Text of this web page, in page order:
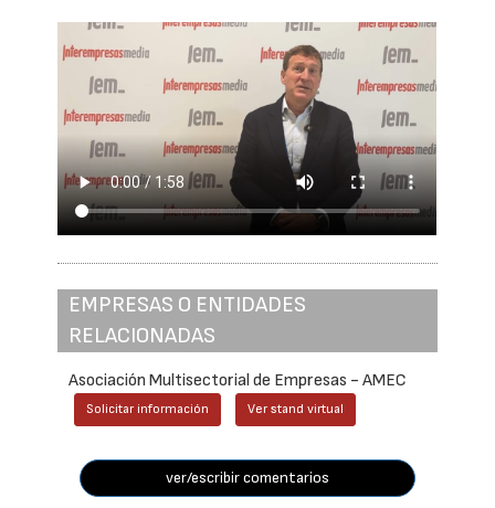
EMPRESAS O ENTIDADES
RELACIONADAS
Asociación Multisectorial de Empresas - AMEC
Solicitar información Ver stand virtual
ver/escribir comentarios